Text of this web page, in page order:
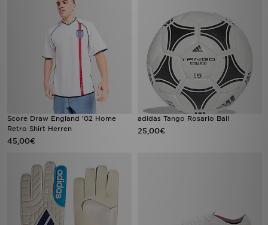
Score Draw England '02 Home
Retro Shirt Herren
45,00€
adidas Tango Rosario Ball
25,00€